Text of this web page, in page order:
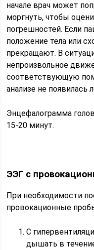
начале врач может
моргнуть, чтобы
погрешностей. Если
положение тела или
прекращают. В
непроизвольное
соответствующую
анализе не появилась
Энцефалограмма
15-20 минут.
ЭЭГ с
При необходимости
провокационные
С
дышать в